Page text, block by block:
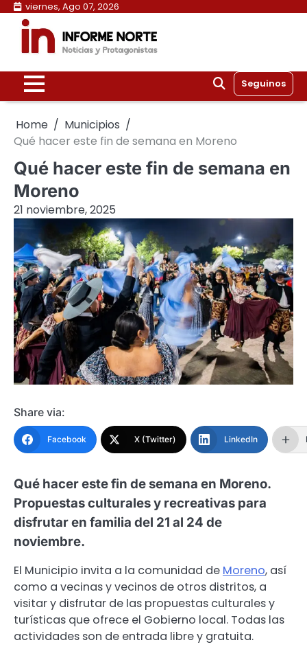
Skip
content
viernes, Ago 07, 2026
Seguinos
Home
Municipios
Qué hacer este fin de semana en Moreno
Qué hacer este fin de semana en
Moreno
21 noviembre, 2025
Share via:
Facebook X (Twitter) LinkedIn
Qué hacer este fin de semana en Moreno.
Propuestas culturales y recreativas para
disfrutar en familia del 21 al 24 de
noviembre.
El Municipio invita a la comunidad de Moreno, así
como a vecinas y vecinos de otros distritos, a
visitar y disfrutar de las propuestas culturales y
turísticas que ofrece el Gobierno local. Todas las
actividades son de entrada libre y gratuita.